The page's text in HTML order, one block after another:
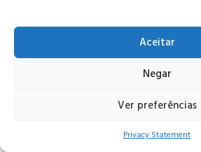
Aceitar
Negar
Ver preferências
Privacy Statement